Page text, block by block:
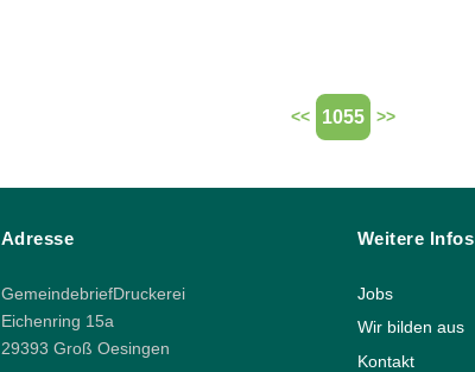
<< 1055 >>
Adresse
GemeindebriefDruckerei
Eichenring 15a
29393 Groß Oesingen
Weitere Infos
Jobs
Wir bilden aus
Kontakt